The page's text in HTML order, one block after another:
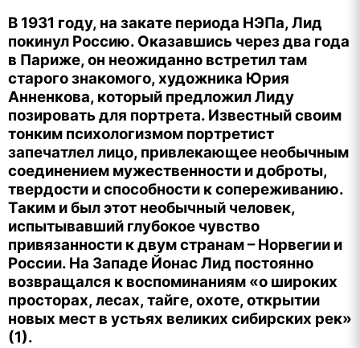
В 1931 году, на закате периода НЭПа, Лид
покинул Россию. Оказавшись через два года
в Париже, он неожиданно встретил там
старого знакомого, художника Юрия
Анненкова, который предложил Лиду
позировать для портрета. Известный своим
тонким психологизмом портретист
запечатлел лицо, привлекающее необычным
соединением мужественности и доброты,
твердости и способности к сопереживанию.
Таким и был этот необычный человек,
испытывавший глубокое чувство
привязанности к двум странам – Норвегии и
России. На Западе Йонас Лид постоянно
возвращался к воспоминаниям «о широких
просторах, лесах, тайге, охоте, открытии
новых мест в устьях великих сибирских рек»
(1).